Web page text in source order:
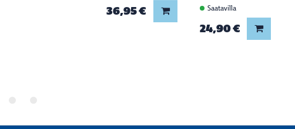
36,95 € Lisää koriinSaatavilla
24,90 € Lisää